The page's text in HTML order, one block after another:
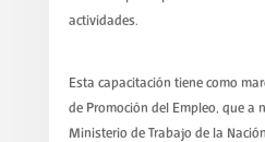
actividades.
Esta capacitación tiene como
de Promoción del Empleo, que a
Ministerio de Trabajo de la Nación